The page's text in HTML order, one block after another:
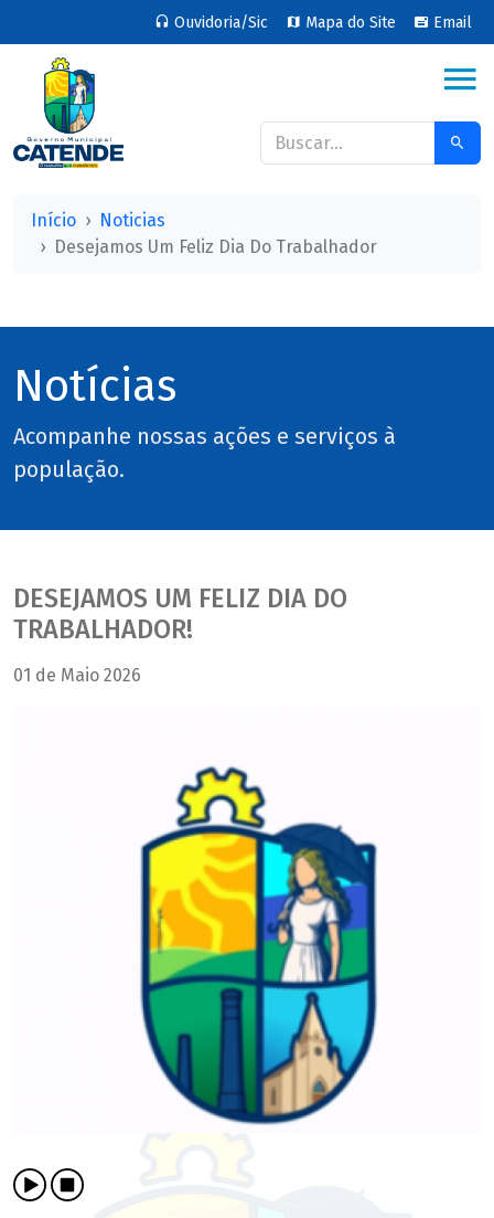
Ouvidoria/Sic Mapa do Site Email
Início
Noticias
Desejamos Um Feliz Dia Do Trabalhador
Notícias
Acompanhe nossas ações e serviços à
população.
DESEJAMOS UM FELIZ DIA DO
TRABALHADOR!
01 de Maio 2026